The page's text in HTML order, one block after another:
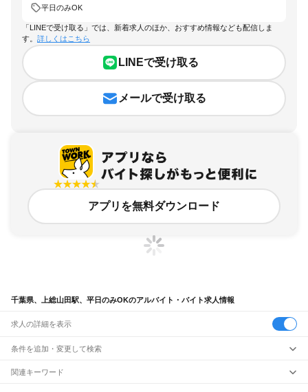
平日のみOK
「LINEで受け取る」では、新着求人のほか、おすすめ情報なども配信しま
す。 詳しくはこちら
LINEで受け取る
メールで受け取る
アプリを無料ダウンロード
千葉県、上総山田駅、平日のみOKのアルバイト・バイト求人情報
求人の詳細を表示
条件を追加・変更して検索
市区町村を追加・変更
関連キーワード